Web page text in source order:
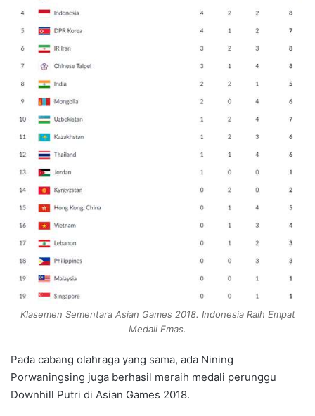
Klasemen Sementara Asian Games 2018. Indonesia Raih Empat
Medali Emas.
Pada cabang olahraga yang sama, ada Nining
Porwaningsing juga berhasil meraih medali perunggu
Downhill Putri di Asian Games 2018.